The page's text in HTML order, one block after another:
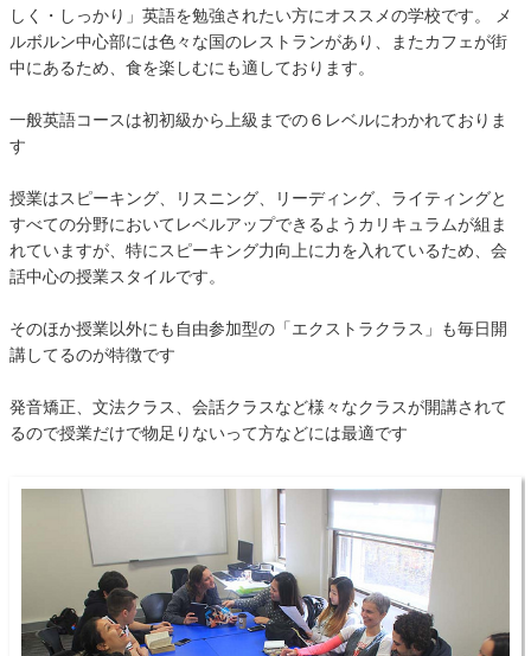
しく・しっかり」英語を勉強されたい方にオススメの学校です。 メ
ルボルン中心部には色々な国のレストランがあり、またカフェが街
中にあるため、食を楽しむにも適しております。
一般英語コースは初初級から上級までの６レベルにわかれておりま
す
授業はスピーキング、リスニング、リーディング、ライティングと
すべての分野においてレベルアップできるようカリキュラムが組ま
れていますが、特にスピーキング力向上に力を入れているため、会
話中心の授業スタイルです。
そのほか授業以外にも自由参加型の「エクストラクラス」も毎日開
講してるのが特徴です
発音矯正、文法クラス、会話クラスなど様々なクラスが開講されて
るので授業だけで物足りないって方などには最適です